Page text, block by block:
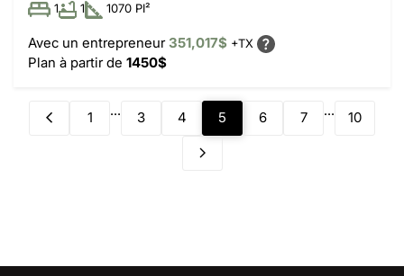
1 1 1070 PI²
Avec un entrepreneur351,017$ +TX
Plan à partir de 1450$
1 ... 3 4 5 6 7 ... 10